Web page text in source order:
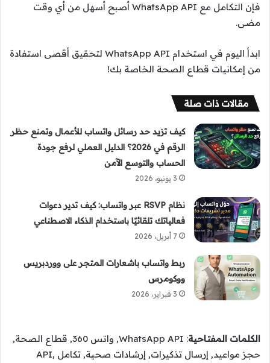
فإن التكامل مع WhatsApp API أصبح أسهل من أي وقت
مضى.
ابدأ اليوم في استخدام WhatsApp API لتحقيق أقصى استفادة
من إمكانيات قطاع الصحة الخاصة بك!
مقالات ذات صلة
كيف تزيد حد رسائل واتساب للأعمال وتمنع حظر
الرقم في 2026؟ الدليل العملي لرفع جودة
الحساب والتوسع الآمن
3 يونيو، 2026
نظام RSVP عبر واتساب: كيف تدير دعوات
فعالياتك تلقائيًا باستخدام الذكاء الاصطناعي
7 أبريل، 2026
ربط واتساب باشعارات المتجر على ووردبريس
ووكومرس
3 فبراير، 2026
الكلمات المفتاحية
: WhatsApp API, واتس 360, قطاع الصحة,
حجز مواعيد, إرسال تذكيرات, إرشادات صحية, تكامل API,